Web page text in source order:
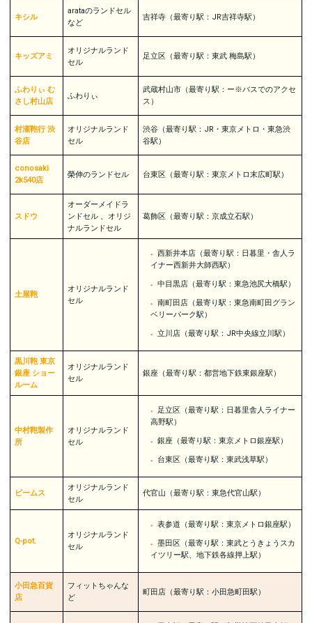
キシル
arataのランドセル
など
吉祥寺（最寄り駅：JR吉祥寺駅）
キッズアミ
オリジナルランド
セル
足立区（最寄り駅：東武 梅島駅）
ふわりぃ む
さし村山店
ふわりぃ
武蔵村山市（最寄り駅：ー※バスでのアクセ
ス）
村瀬鞄行 渋
谷店
オリジナルランド
セル
渋谷（最寄り駅：JR・東京メトロ・東急渋
谷駅）
conosaki
2k540店
榮伸のランドセル 台東区（最寄り駅：東京メトロ末広町駅）
スドウ
オーダーメイドラ
ンドセル 、オリジ
ナルランドセル
葛飾区（最寄り駅：京成立石駅）
土屋鞄
オリジナルランド
セル
西新井本店（最寄り駅：日暮里・舎人ラ
イナー西新井大師西駅）
中目黒店（最寄り駅：東急池尻大橋駅）
南町田店（最寄り駅：東急南町田グラン
ベリーパーク駅）
立川店（最寄り駅：JR中央線立川駅）
黒川鞄 東京
銀座 ショー
ルーム
オリジナルランド
セル
銀座（最寄り駅：都営地下鉄東銀座駅）
中村鞄製作
所
オリジナルランド
セル
足立区（最寄り駅：日暮里舎人ライナー
高野駅）
銀座（最寄り駅：東京メトロ銀座駅）
台東区（最寄り駅：東武浅草駅）
ビームス
オリジナルランド
セル
代官山（最寄り駅：東急代官山駅）
Q-pot.
オリジナルランド
セル
表参道（最寄り駅：東京メトロ銀座駅）
墨田区（最寄り駅：東武とうきょうスカ
イツリー駅、地下鉄各線押上駅）
小田急百貨
店
フィットちゃんな
ど
町田店（最寄り駅：小田急町田駅）